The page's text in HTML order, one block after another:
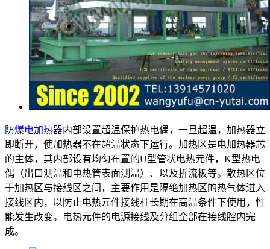
防爆电加热器内部设置超温保护热电偶，一旦超温，加热器立
即断开，使加热器不在超温状态下运行。加热区是电加热器芯
的主体，其内部设有均匀布置的U型管状电热元件，K型热电
偶（出口测温和电热管表面测温）、以及折流板等。散热区位
于加热区与接线区之间，主要作用是隔绝加热区的热气体进入
接线区内，以防止电热元件接线柱长期在高温条件下使用，性
能发生改变。电热元件的电源接线及分组全部在接线腔内完
成。